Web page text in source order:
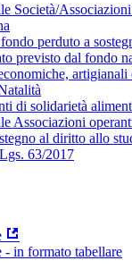
Società/
perduto a
previsto dal fondo
artigianali
di solidarietà
Associazioni
al diritto allo
63/2017
- in formato tabellare